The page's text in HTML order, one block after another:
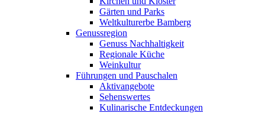
Gärten und Parks
Weltkulturerbe Bamberg
Genussregion
Genuss Nachhaltigkeit
Regionale Küche
Weinkultur
Führungen und Pauschalen
Aktivangebote
Sehenswertes
Kulinarische Entdeckungen